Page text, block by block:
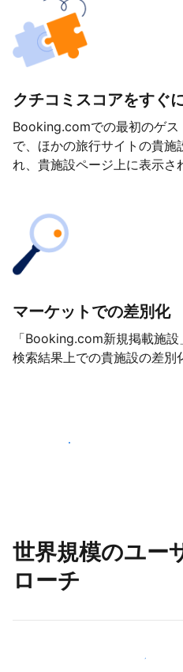
クチコミスコアをすぐ
Booking.comでの最初のゲス
で、ほかの旅行サイトの貴施
れ、貴施設ページ上に表示さ
マーケットでの差別化
「Booking.com新規掲載施
検索結果上での貴施設の差別
さっそく始める
世界規模のユー
ローチ
新しいユーザー層に今すぐ